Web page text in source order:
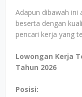
Adapun dibawah ini
beserta dengan
pencari kerja yang
Lowongan Kerja
Tahun 2026
Posisi: